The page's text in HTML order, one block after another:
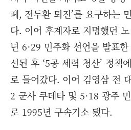
폐, 전두환 퇴진’를 요구하는
다. 이어 후계자로 지명했던
년 6·29 민주화 선언을 발표
선된 후 ‘5공 세력 청산’ 정책
로 들어갔다. 이어 김영삼 전
2 군사 쿠데타 및 5·18 광주
로 1995년 구속기소 됐다.